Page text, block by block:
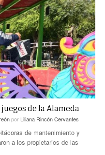
de la Alameda
por Liliana Rincón Cervantes
de mantenimiento y
a los propietarios de las